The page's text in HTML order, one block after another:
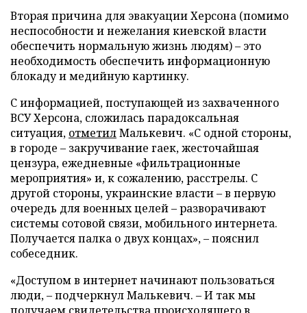
Вторая причина для эвакуации Херсона (помимо
неспособности и нежелания киевской власти
обеспечить нормальную жизнь людям) – это
необходимость обеспечить информационную
блокаду и медийную картинку.
С информацией, поступающей из захваченного
ВСУ Херсона, сложилась парадоксальная
ситуация, отметилМалькевич. «С одной стороны,
в городе – закручивание гаек, жесточайшая
цензура, ежедневные «фильтрационные
мероприятия» и, к сожалению, расстрелы. С
другой стороны, украинские власти – в первую
очередь для военных целей – разворачивают
системы сотовой связи, мобильного интернета.
Получается палка о двух концах», – пояснил
собеседник.
«Доступом в интернет начинают пользоваться
люди, – подчеркнул Малькевич. – И так мы